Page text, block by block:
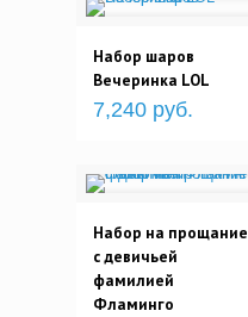
Набор шаров
Вечеринка LOL
7,240 руб.
Набор на прощание
с девичьей
фамилией
Фламинго